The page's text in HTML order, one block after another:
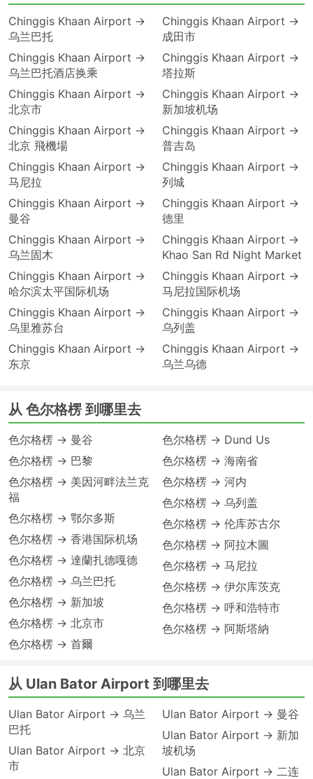
Chinggis Khaan Airport →
乌兰巴托
Chinggis Khaan Airport →
乌兰巴托酒店换乘
Chinggis Khaan Airport →
北京市
Chinggis Khaan Airport →
北京 飛機場
Chinggis Khaan Airport →
马尼拉
Chinggis Khaan Airport →
曼谷
Chinggis Khaan Airport →
乌兰固木
Chinggis Khaan Airport →
哈尔滨太平国际机场
Chinggis Khaan Airport →
乌里雅苏台
Chinggis Khaan Airport →
东京
Chinggis Khaan Airport →
成田市
Chinggis Khaan Airport →
塔拉斯
Chinggis Khaan Airport →
新加坡机场
Chinggis Khaan Airport →
普吉岛
Chinggis Khaan Airport →
列城
Chinggis Khaan Airport →
德里
Chinggis Khaan Airport →
Khao San Rd Night Market
Chinggis Khaan Airport →
马尼拉国际机场
Chinggis Khaan Airport →
乌列盖
Chinggis Khaan Airport →
乌兰乌德
从 色尔格楞 到哪里去
色尔格楞 → 曼谷
色尔格楞 → 巴黎
色尔格楞 → 美因河畔法兰克
福
色尔格楞 → 鄂尔多斯
色尔格楞 → 香港国际机场
色尔格楞 → 達蘭扎德嘎德
色尔格楞 → 乌兰巴托
色尔格楞 → 新加坡
色尔格楞 → 北京市
色尔格楞 → 首爾
色尔格楞 → Dund Us
色尔格楞 → 海南省
色尔格楞 → 河内
色尔格楞 → 乌列盖
色尔格楞 → 伦库苏古尔
色尔格楞 → 阿拉木圖
色尔格楞 → 马尼拉
色尔格楞 → 伊尔库茨克
色尔格楞 → 呼和浩特市
色尔格楞 → 阿斯塔納
从 Ulan Bator Airport 到哪里去
Ulan Bator Airport → 乌兰
巴托
Ulan Bator Airport → 北京
市
Ulan Bator Airport → 曼谷
Ulan Bator Airport → 新加
坡机场
Ulan Bator Airport → 二连